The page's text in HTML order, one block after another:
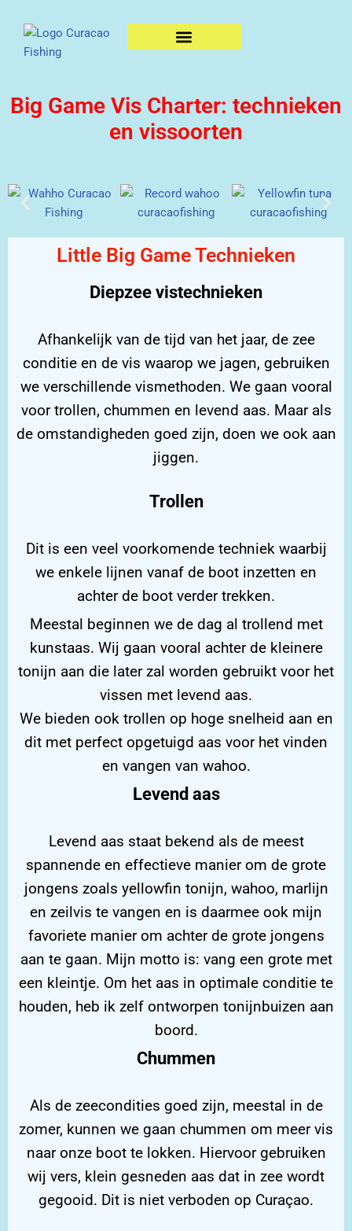
Big Game Vis Charter: technieken
en vissoorten
Little Big Game Technieken
Diepzee vistechnieken
Afhankelijk van de tijd van het jaar, de zee
conditie en de vis waarop we jagen, gebruiken
we verschillende vismethoden. We gaan vooral
voor trollen, chummen en levend aas. Maar als
de omstandigheden goed zijn, doen we ook aan
jiggen.
Trollen
Dit is een veel voorkomende techniek waarbij
we enkele lijnen vanaf de boot inzetten en
achter de boot verder trekken.
Meestal beginnen we de dag al trollend met
kunstaas. Wij gaan vooral achter de kleinere
tonijn aan die later zal worden gebruikt voor het
vissen met levend aas.
We bieden ook trollen op hoge snelheid aan en
dit met perfect opgetuigd aas voor het vinden
en vangen van wahoo.
Levend aas
Levend aas staat bekend als de meest
spannende en effectieve manier om de grote
jongens zoals yellowfin tonijn, wahoo, marlijn
en zeilvis te vangen en is daarmee ook mijn
favoriete manier om achter de grote jongens
aan te gaan. Mijn motto is: vang een grote met
een kleintje. Om het aas in optimale conditie te
houden, heb ik zelf ontworpen tonijnbuizen aan
boord.
Chummen
Als de zeecondities goed zijn, meestal in de
zomer, kunnen we gaan chummen om meer vis
naar onze boot te lokken. Hiervoor gebruiken
wij vers, klein gesneden aas dat in zee wordt
gegooid. Dit is niet verboden op Curaçao.